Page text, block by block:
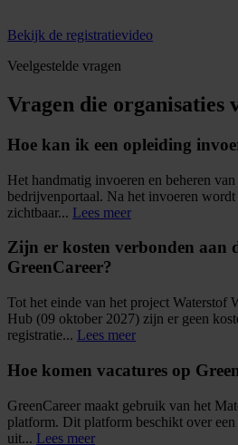
Bekijk de registratievideo
Veelgestelde vragen
Vragen die organisaties
Hoe kan ik een opleiding
Het handmatig invoeren en beheren
bedrijvenportaal. Na het invoeren
zichtbaar... Lees meer
Zijn er kosten verbonden aan
GreenCareer?
Tot het einde van het project Waterstof
Hub (09 oktober 2027) zijn er geen
registratie... Lees meer
Hoe komen vacatures op
GreenCareer maakt gebruik van het
platform. Dit platform beschikt over een
uit... Lees meer